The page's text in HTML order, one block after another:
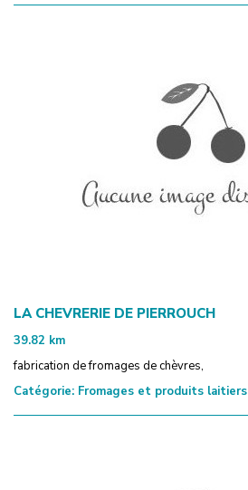
LA CHEVRERIE DE PIERROUCH
39.82 km
fabrication de fromages de chèvres,
Catégorie: Fromages et produits laitiers